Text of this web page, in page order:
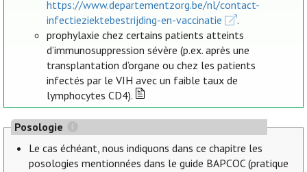
https://www.departementzorg.be/nl/contact-
infectieziektebestrijding-en-vaccinatie
.
prophylaxie chez certains patients atteints
d’immunosuppression sévère (p.ex. après une
transplantation d’organe ou chez les patients
infectés par le VIH avec un faible taux de
lymphocytes CD4).
Posologie
Le cas échéant, nous indiquons dans ce chapitre les
posologies mentionnées dans le guide BAPCOC (pratique